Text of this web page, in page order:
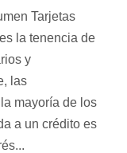
Tarjetas
la tenencia de
y
las
mayoría de los
a un crédito es